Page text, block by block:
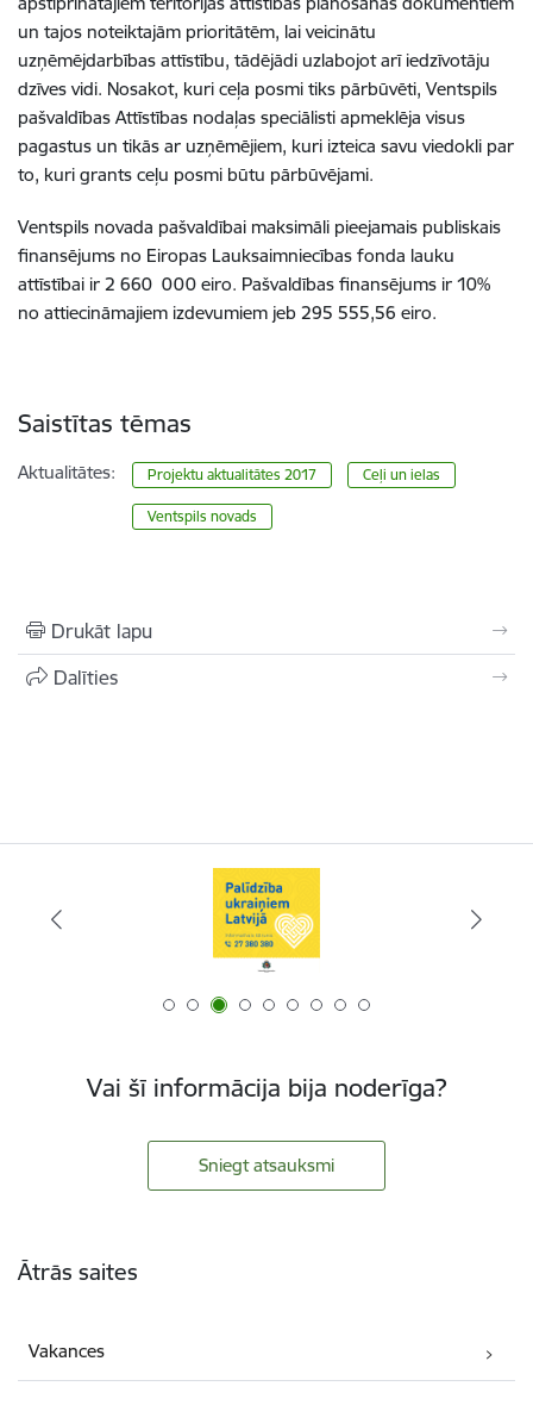
un tajos noteiktajām prioritātēm, lai veicinātu
uzņēmējdarbības attīstību, tādējādi uzlabojot arī iedzīvotāju
dzīves vidi. Nosakot, kuri ceļa posmi tiks pārbūvēti, Ventspils
pašvaldības Attīstības nodaļas speciālisti apmeklēja visus
pagastus un tikās ar uzņēmējiem, kuri izteica savu viedokli par
to, kuri grants ceļu posmi būtu pārbūvējami.
Ventspils novada pašvaldībai maksimāli pieejamais publiskais
finansējums no Eiropas Lauksaimniecības fonda lauku
attīstībai ir 2 660 000 eiro. Pašvaldības finansējums ir 10%
no attiecināmajiem izdevumiem jeb 295 555,56 eiro.
Saistītas tēmas
Aktualitātes: Projektu aktualitātes 2017 Ceļi un ielas
Ventspils novads
Drukāt lapu
Dalīties
Vai šī informācija bija noderīga?
Sniegt atsauksmi
Ātrās saites
Vakances